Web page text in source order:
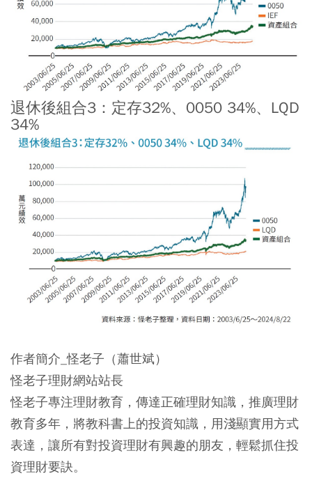
退休後組合3：定存32%、0050 34%、LQD
34%
作者簡介_怪老子（蕭世斌）
怪老子理財網站站長
怪老子專注理財教育，傳達正確理財知識，推廣理財
教育多年，將教科書上的投資知識，用淺顯實用方式
表達，讓所有對投資理財有興趣的朋友，輕鬆抓住投
資理財要訣。